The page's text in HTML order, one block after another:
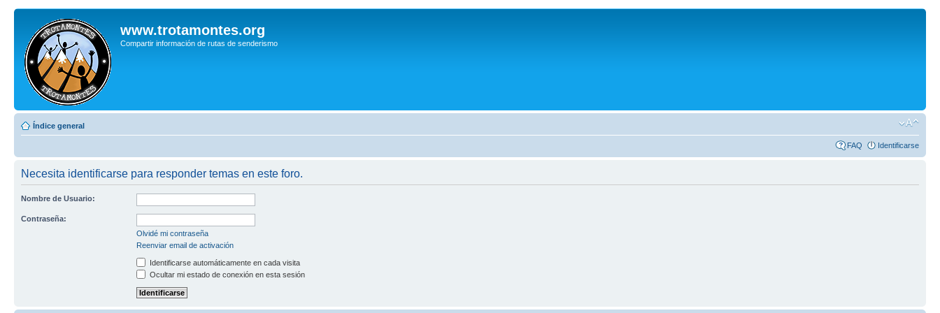
www.trotamontes.org
Compartir información de rutas de senderismo
Índice general
FAQ Identificarse
Necesita identificarse para responder temas en este foro.
Nombre de Usuario:
Contraseña:
Olvidé mi contraseña
Reenviar email de activación
Identificarse automáticamente en cada visita
Ocultar mi estado de conexión en esta sesión